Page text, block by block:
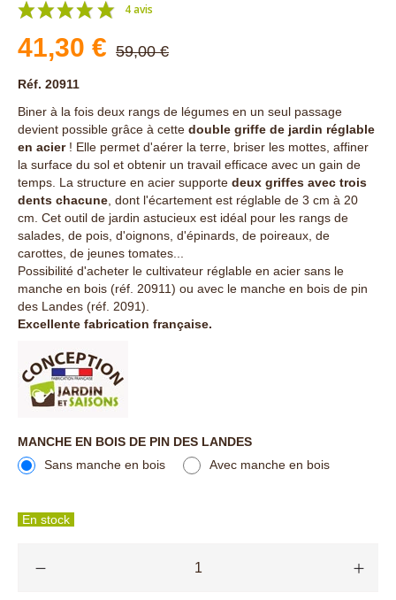
4 avis
41,30 € 59,00 €
Réf. 20911
Biner à la fois deux rangs de légumes en un seul passage
devient possible grâce à cette double griffe de jardin réglable
en acier! Elle permet d'aérer la terre, briser les mottes, affiner
la surface du sol et obtenir un travail efficace avec un gain de
temps. La structure en acier supporte deux griffes avec trois
dents chacune , dont l'écartement est réglable de 3 cm à 20
cm. Cet outil de jardin astucieux est idéal pour les rangs de
salades, de pois, d'oignons, d'épinards, de poireaux, de
carottes, de jeunes tomates...
Possibilité d'acheter le cultivateur réglable en acier sans le
manche en bois (réf. 20911) ou avec le manche en bois de pin
des Landes (réf. 2091).
Excellente fabrication française.
MANCHE EN BOIS DE PIN DES LANDES
Sans manche en bois
Avec manche en bois
En stock